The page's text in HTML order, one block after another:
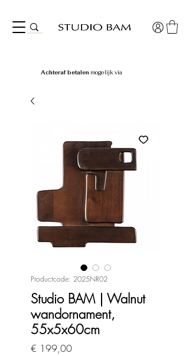
Achteraf betalen mogelijk via
Productcode: 2025NR02
Studio BAM | Walnut
wandornament,
55x5x60cm
€ 199,00Prijs